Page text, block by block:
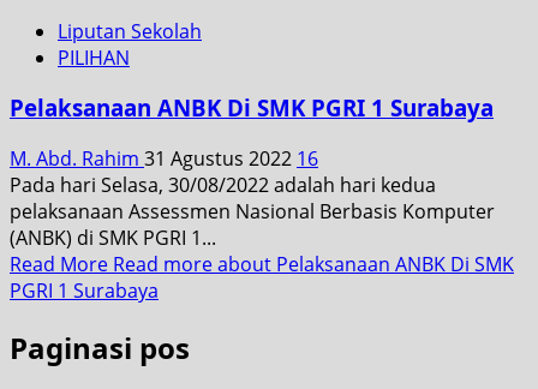
Liputan Sekolah
PILIHAN
Pelaksanaan ANBK Di SMK PGRI 1 Surabaya
M. Abd. Rahim 31 Agustus 2022 16
Pada hari Selasa, 30/08/2022 adalah hari kedua
pelaksanaan Assessmen Nasional Berbasis Komputer
(ANBK) di SMK PGRI 1...
Read More Read more about Pelaksanaan ANBK Di SMK
PGRI 1 Surabaya
Paginasi pos